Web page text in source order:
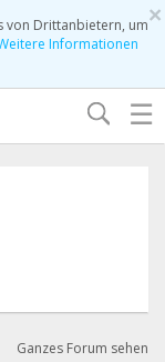
×
von Drittanbietern, um
Informationen
☰
Ganzes Forum sehen